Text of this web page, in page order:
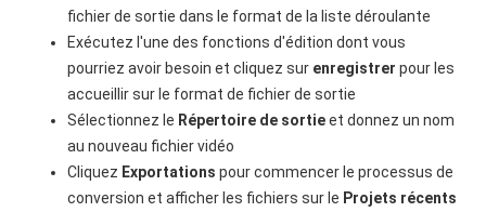
fichier de sortie dans le format de la liste déroulante
Exécutez l'une des fonctions d'édition dont vous
pourriez avoir besoin et cliquez sur enregistrerpour les
accueillir sur le format de fichier de sortie
Sélectionnez le Répertoire de sortieet donnez un nom
au nouveau fichier vidéo
Cliquez Exportationspour commencer le processus de
conversion et afficher les fichiers sur le Projets récents